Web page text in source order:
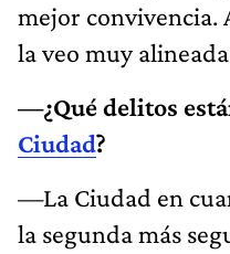
mejor convivencia.
la veo muy
—¿Qué delitos
Ciudad?
—La Ciudad en
la segunda más